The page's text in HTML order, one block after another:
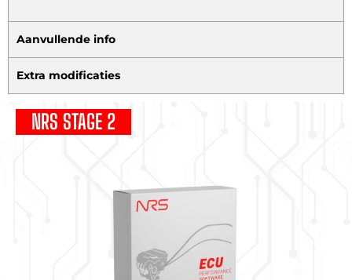
Aanvullende info
Extra modificaties
NRS STAGE 2